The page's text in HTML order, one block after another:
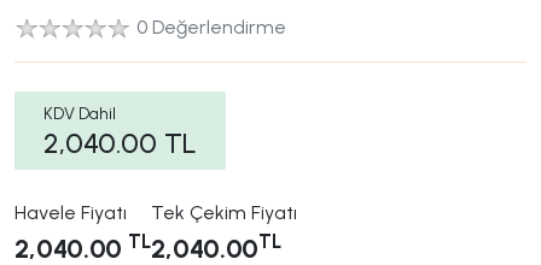
0 Değerlendirme
KDV Dahil
2,040.00 TL
Havele Fiyatı
2,040.00 TL
Tek Çekim Fiyatı
2,040.00TL